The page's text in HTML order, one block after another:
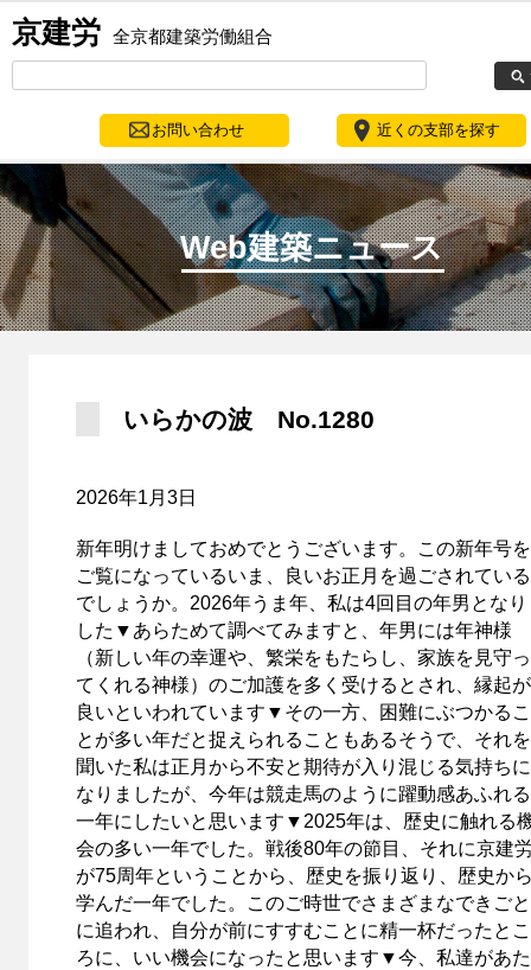
京建労 全京都建築労働組合
お問い合わせ 近くの支部を探す
Web建築ニュース
いらかの波 No.1280
2026年1月3日
新年明けましておめでとうございます。この新年号を
ご覧になっているいま、良いお正月を過ごされている
でしょうか。2026年うま年、私は4回目の年男とな
した▼あらためて調べてみますと、年男には年神様
（新しい年の幸運や、繁栄をもたらし、家族を見守っ
てくれる神様）のご加護を多く受けるとされ、縁起が
良いといわれています▼その一方、困難にぶつかるこ
とが多い年だと捉えられることもあるそうで、それを
聞いた私は正月から不安と期待が入り混じる気持ちに
なりましたが、今年は競走馬のように躍動感あふれる
一年にしたいと思います▼2025年は、歴史に触れる
会の多い一年でした。戦後80年の節目、それに京建
が75周年ということから、歴史を振り返り、歴史か
学んだ一年でした。このご時世でさまざまなできごと
に追われ、自分が前にすすむことに精一杯だったとこ
ろに、いい機会になったと思います▼今、私達があた